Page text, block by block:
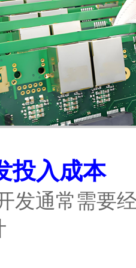
投入成本
发通常需要